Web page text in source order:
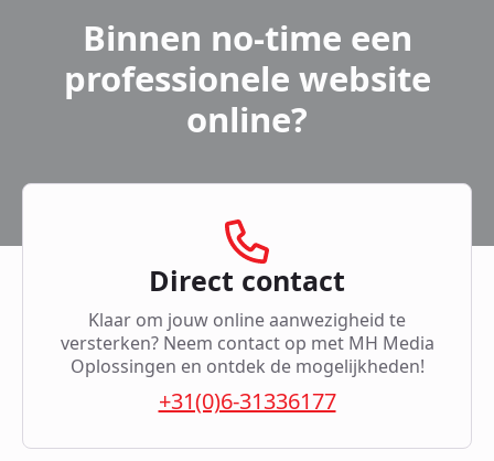
Binnen no-time een
professionele website
online?
Direct contact
Klaar om jouw online aanwezigheid te
versterken? Neem contact op met MH Media
Oplossingen en ontdek de mogelijkheden!
+31(0)6-31336177